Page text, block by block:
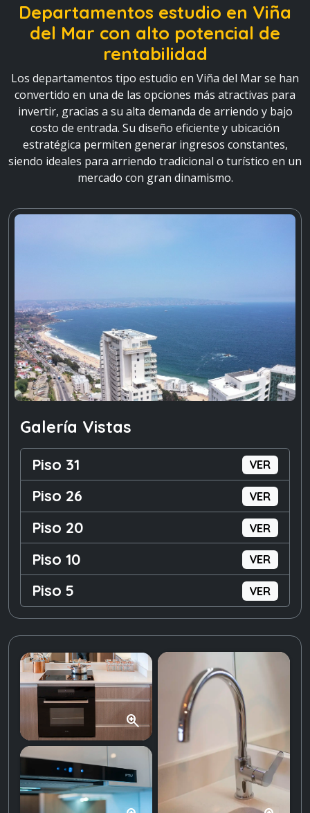
Departamentos estudio en Viña
del Mar con alto potencial de
rentabilidad
Los departamentos tipo estudio en Viña del Mar se han
convertido en una de las opciones más atractivas para
invertir, gracias a su alta demanda de arriendo y bajo
costo de entrada. Su diseño eficiente y ubicación
estratégica permiten generar ingresos constantes,
siendo ideales para arriendo tradicional o turístico en un
mercado con gran dinamismo.
Galería Vistas
Piso 31 VER
Piso 26 VER
Piso 20 VER
Piso 10 VER
Piso 5 VER
zoom_in